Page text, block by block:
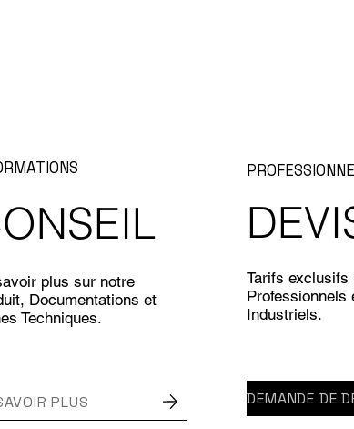
plus sur notre
Documentations et
Techniques.
PLUS
Tarifs exclusifs
Professionnels
Industriels.
DEMANDE DE